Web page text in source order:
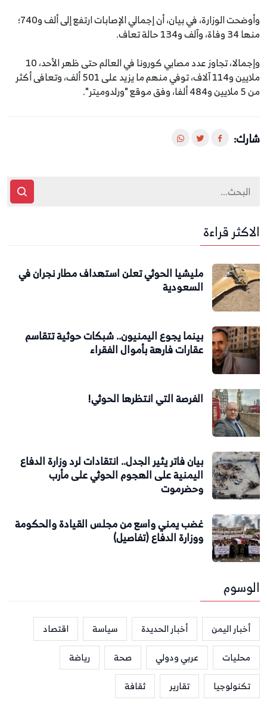
وأوضحت الوزارة، في بيان، أن إجمالي الإصابات ارتفع إلى ألف و740؛
منها 34 وفاة، وآلف و134 حالة تعاف.
وإجمالا، تجاوز عدد مصابي كورونا في العالم حتى ظهر الأحد، 10
ملايين و114 آلاف، توفي منهم ما يزيد على 501 ألف، وتعافى أكثر
من 5 ملايين و484 ألفا، وفق موقع "ورلدوميتر".
شارك:
الاكثر قراءة
مليشيا الحوثي تعلن استهداف مطار نجران في
السعودية
بينما يجوع اليمنيون.. شبكات حوثية تتقاسم
عقارات فارهة بأموال الفقراء
الفرصة التي انتظرها الحوثي!
بيان فاتر يثير الجدل.. انتقادات لرد وزارة الدفاع
اليمنية على الهجوم الحوثي على مأرب
وحضرموت
غضب يمني واسع من مجلس القيادة والحكومة
ووزارة الدفاع (تفاصيل)
الوسوم
أخبار اليمن أخبار الحديدة سياسة
اقتصاد
محليات
عربي ودولي صحة
رياضة
تكنولوجيا
تقارير ثقافة